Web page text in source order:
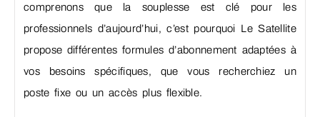
comprenons que la souplesse est clé pour les
professionnels d’aujourd’hui, c’est pourquoi Le Satellite
propose différentes formules d’abonnement adaptées à
vos besoins spécifiques, que vous recherchiez un
poste fixe ou un accès plus flexible.